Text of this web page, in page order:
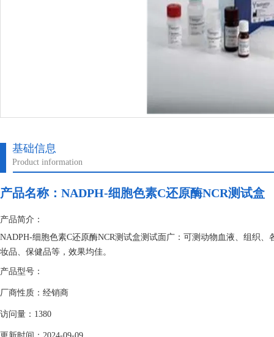
基础信息
Product information
产品名称： NADPH-细胞色素C还原酶NCR测试盒
产品简介：
NADPH-细胞色素C还原酶NCR测试盒测试面广：可测动物血液、组织
妆品、保健品等，效果均佳。
产品型号：
厂商性质：经销商
访问量：1380